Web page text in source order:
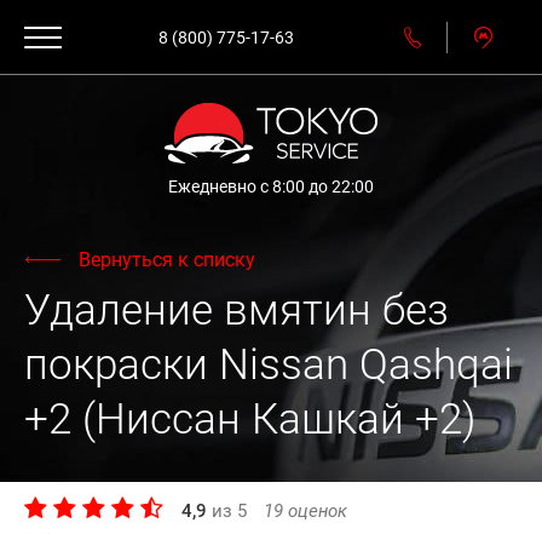
8 (800) 775-17-63
Ежедневно с 8:00 до 22:00
Вернуться к списку
Удаление вмятин без
покраски Nissan Qashqai
+2 (Ниссан Кашкай +2)
4,9 из 5 19 оценок